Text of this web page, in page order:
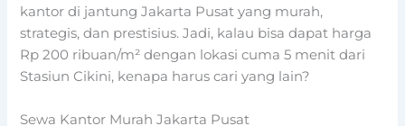
kantor di jantung Jakarta Pusat yang murah,
strategis, dan prestisius. Jadi, kalau bisa dapat harga
Rp 200 ribuan/m² dengan lokasi cuma 5 menit dari
Stasiun Cikini, kenapa harus cari yang lain?
Sewa Kantor Murah Jakarta Pusat